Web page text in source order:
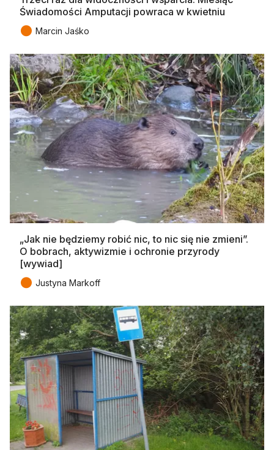
Świadomości Amputacji powraca w kwietniu
● Marcin Jaśko
„Jak nie będziemy robić nic, to nic się nie zmieni”.
O bobrach, aktywizmie i ochronie przyrody
[wywiad]
● Justyna Markoff